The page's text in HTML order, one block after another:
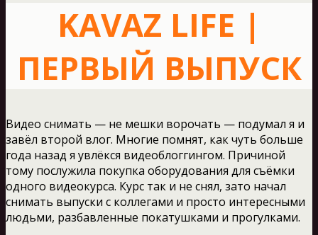
KAVAZ LIFE |
ПЕРВЫЙ ВЫПУСК
Видео снимать — не мешки ворочать — подумал я и
завёл второй влог. Многие помнят, как чуть больше
года назад я увлёкся видеоблоггингом. Причиной
тому послужила покупка оборудования для съёмки
одного видеокурса. Курс так и не снял, зато начал
снимать выпуски с коллегами и просто интересными
людьми, разбавленные покатушками и прогулками.